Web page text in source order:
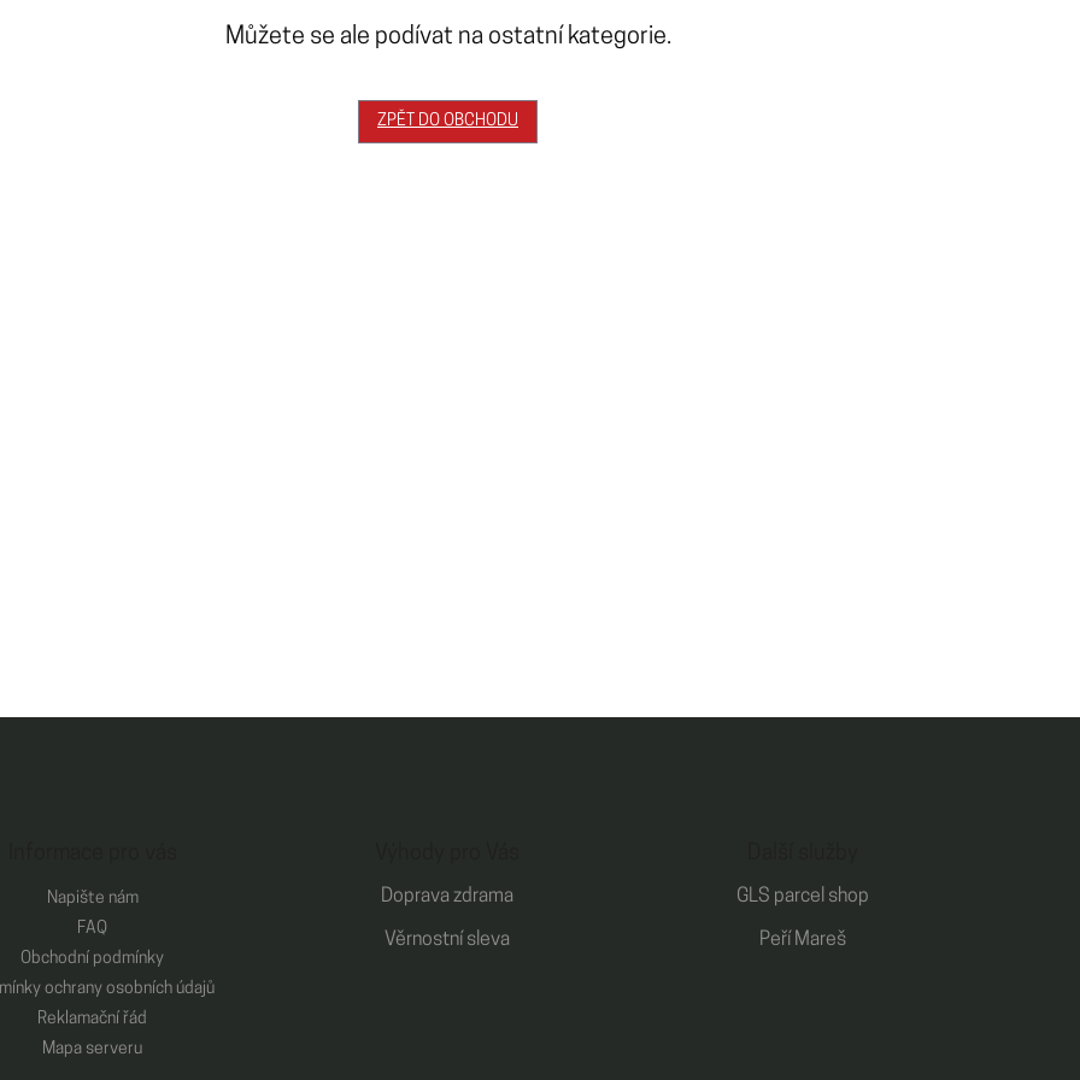
Můžete se ale podívat na ostatní kategorie.
ZPĚT DO OBCHODU
Napište nám
FAQ
Obchodní podmínky
ochrany osobních údajů
Reklamační řád
Mapa serveru
Doprava zdrama
Věrnostní sleva
GLS parcel shop
Peří Mareš